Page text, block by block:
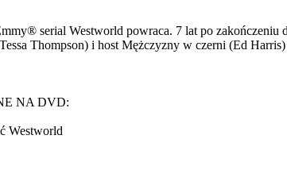
serial Westworld powraca. 7 lat po
Thompson) i host Mężczyzny w czerni (Ed
NA DVD:
Westworld